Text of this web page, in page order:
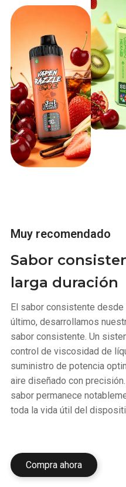
Muy recomendado
Sabor
larga duración
El sabor consistente
último, desarrollamos
sabor consistente. Un
control de viscosidad de
suministro de potencia
aire diseñado con
sabor permanece
toda la vida útil del
Compra ahora